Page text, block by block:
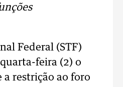
Federal (STF)
feira (2) o
restrição ao foro